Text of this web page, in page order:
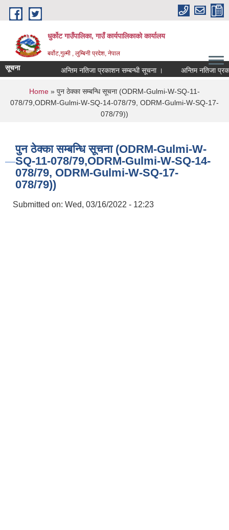
Skip to main content
धुर्कोट गाउँपालिका, गाउँ कार्यपालिकाको कार्यालय
बर्वोट,गुल्मी , लुम्बिनी प्रदेश, नेपाल
सूचना अन्तिम नतिजा प्रकाशन सम्बन्धी सूचना । अन्तिम नतिजा
You are here
Home » पुन ठेक्का सम्बन्धि सूचना (ODRM-Gulmi-W-SQ-11-
078/79,ODRM-Gulmi-W-SQ-14-078/79, ODRM-Gulmi-W-SQ-17-
078/79))
पुन ठेक्का सम्बन्धि सूचना (ODRM-Gulmi-W-
SQ-11-078/79,ODRM-Gulmi-W-SQ-14-
078/79, ODRM-Gulmi-W-SQ-17-
078/79))
Submitted on: Wed, 03/16/2022 - 12:23